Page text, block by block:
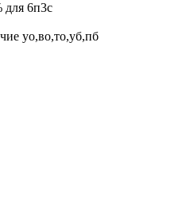
для 6п3с
уо,во,то,уб,пб